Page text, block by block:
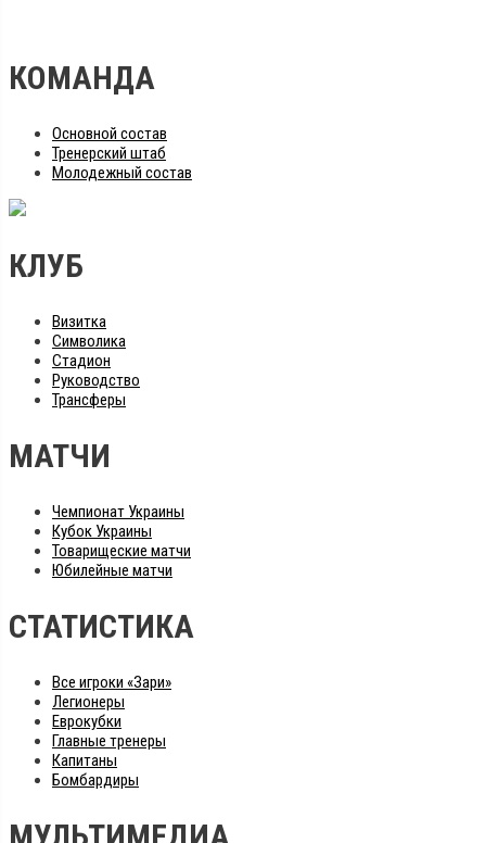
КОМАНДА
Основной состав
Тренерский штаб
Молодежный состав
КЛУБ
Визитка
Символика
Стадион
Руководство
Трансферы
МАТЧИ
Чемпионат Украины
Кубок Украины
Товарищеские матчи
Юбилейные матчи
СТАТИСТИКА
Все игроки «Зари»
Легионеры
Еврокубки
Главные тренеры
Капитаны
Бомбардиры